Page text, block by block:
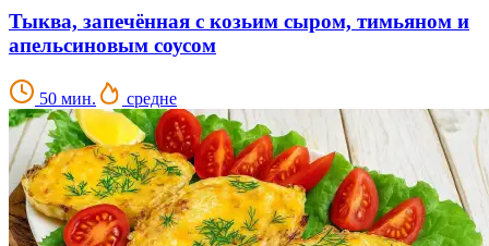
Тыква, запечённая с козьим сыром, тимьяном и
апельсиновым соусом
50 мин. средне